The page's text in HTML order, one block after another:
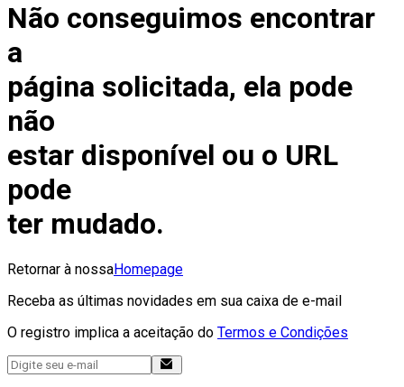
Não conseguimos encontrar
a
página solicitada, ela pode
não
estar disponível ou o URL
pode
ter mudado.
Retornar à nossaHomepage
Receba as últimas novidades em sua caixa de e-mail
O registro implica a aceitação do Termos e Condições